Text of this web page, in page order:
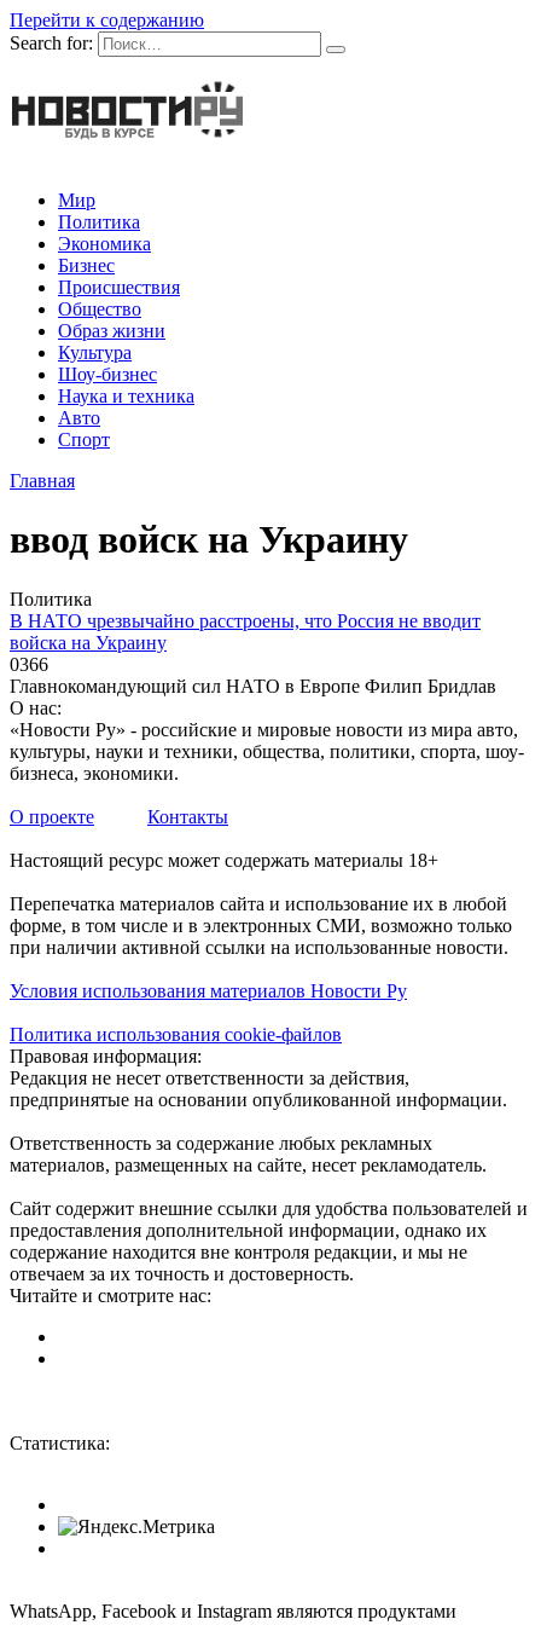
Перейти к содержанию
Search for:
Мир
Политика
Экономика
Бизнес
Происшествия
Общество
Образ жизни
Культура
Шоу-бизнес
Наука и техника
Авто
Спорт
Главная
ввод войск на Украину
Политика
В НАТО чрезвычайно расстроены, что Россия не вводит
войска на Украину
0366
Главнокомандующий сил НАТО в Европе Филип Бридлав
О нас:
«Новости Ру» - российские и мировые новости из мира авто,
культуры, науки и техники, общества, политики, спорта, шоу-
бизнеса, экономики.
О проекте Контакты
Настоящий ресурс может содержать материалы 18+
Перепечатка материалов сайта и использование их в любой
форме, в том числе и в электронных СМИ, возможно только
при наличии активной ссылки на использованные новости.
Условия использования материалов Новости Ру
Политика использования cookie-файлов
Правовая информация:
Редакция не несет ответственности за действия,
предпринятые на основании опубликованной информации.
Ответственность за содержание любых рекламных
материалов, размещенных на сайте, несет рекламодатель.
Сайт содержит внешние ссылки для удобства пользователей и
предоставления дополнительной информации, однако их
содержание находится вне контроля редакции, и мы не
отвечаем за их точность и достоверность.
Читайте и смотрите нас:
Статистика:
WhatsApp, Facebook и Instagram являются продуктами